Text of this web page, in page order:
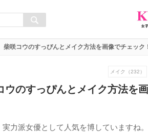
柴咲コウのすっぴんとメイク方法を画像でチェック
メイク（232）
ウのすっぴんとメイク方法を
力派女優として人気を博していますね